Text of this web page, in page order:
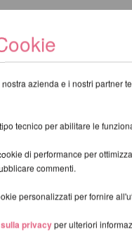
azienda e i nostri partner
tecnico per abilitare le
di performance per
commenti.
personalizzati per fornire
privacy per ulteriori